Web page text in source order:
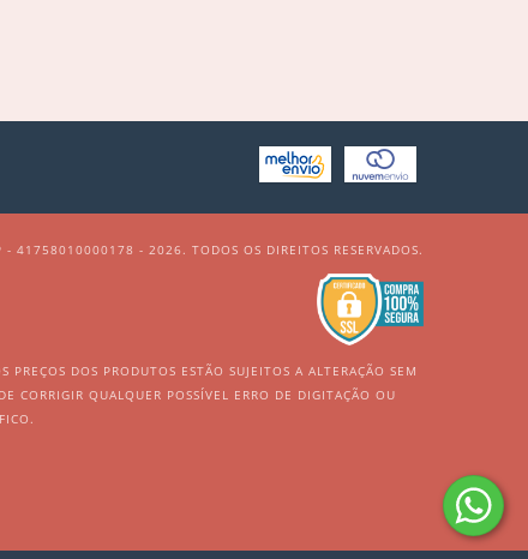
41758010000178 - 2026. TODOS OS DIREITOS RESERVADOS.
DOS PRODUTOS ESTÃO SUJEITOS A ALTERAÇÃO SEM
CORRIGIR QUALQUER POSSÍVEL ERRO DE DIGITAÇÃO OU